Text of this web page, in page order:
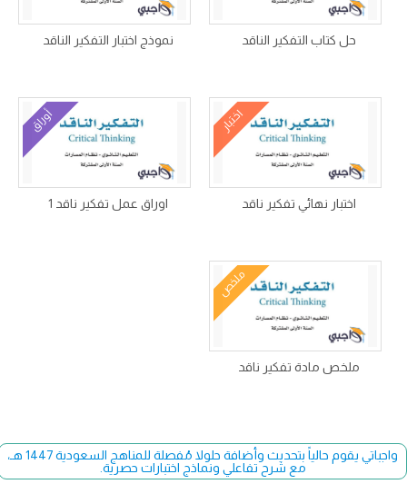
حل كتاب التفكير الناقد نموذج اختبار التفكير الناقد
اختبار
اختبار نهائي تفكير ناقد
أوراق
اوراق عمل تفكير ناقد 1
ملخص
ملخص مادة تفكير ناقد
واجباتي يقوم حالياً بتحديث وأضافة حلولا مُفصلة للمناهج السعودية 1447 هـ،
مع شرح تفاعلي ونماذج اختبارات حصرية.